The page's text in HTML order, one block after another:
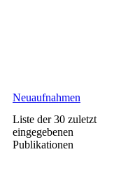
Neuaufnahmen
Liste der 30 zuletzt
eingegebenen
Publikationen